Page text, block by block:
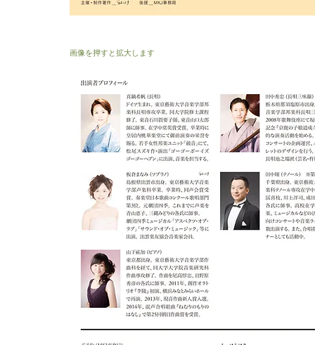
画像を押すと拡大します